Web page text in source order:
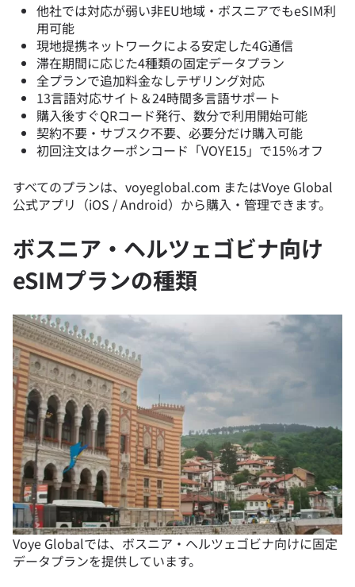
他社では対応が弱い非EU地域・ボスニアでもeSIM利
用可能
現地提携ネットワークによる安定した4G通信
滞在期間に応じた4種類の固定データプラン
全プランで追加料金なしテザリング対応
13言語対応サイト＆24時間多言語サポート
購入後すぐQRコード発行、数分で利用開始可能
契約不要・サブスク不要、必要分だけ購入可能
初回注文はクーポンコード「VOYE15」で15%オフ
すべてのプランは、voyeglobal.com またはVoye Global
公式アプリ（iOS / Android）から購入・管理できます。
ボスニア・ヘルツェゴビナ向け
eSIMプランの種類
Voye Globalでは、ボスニア・ヘルツェゴビナ向けに固定
データプランを提供しています。